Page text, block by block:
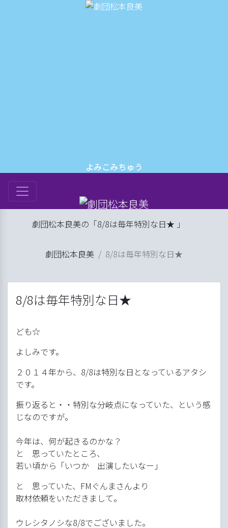
よみこみちゅう
劇団松本良美 8/8は毎年特別な日★
劇団松本良美の「8/8は毎年特別な日★ 」
8/8は毎年特別な日★
ども☆
よしみです。
２０１４年から、8/8は特別な日となっているアタシ
です。
振り返ると・・特別な分岐点になっていた、という感
じなのですが。
今年は、何が起きるのかな？
と 思っていたところ、
若い頃から「いつか 出演したいなー」
と 思っていた、FMぐんまさんより
取材依頼をいただきまして。
ウレシタノシな8/8でございました。